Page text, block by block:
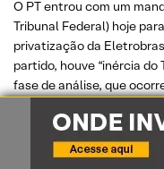
O PT entrou com um
Tribunal Federal) hoje
privatização da
partido, houve “inércia do
fase de análise, que
Conta de luz pode subir
A Âmbar conseguiu na